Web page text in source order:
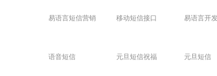
易语言短信营销 移动短信接口
语音短信 元旦短信祝福 元旦短信